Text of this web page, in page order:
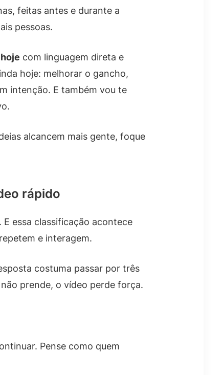
feitas antes e durante a
pessoas.
com linguagem direta e
hoje: melhorar o gancho,
intenção. E também vou te
alcancem mais gente, foque
rápido
essa classificação acontece
e interagem.
costuma passar por três
prende, o vídeo perde força.
Pense como quem